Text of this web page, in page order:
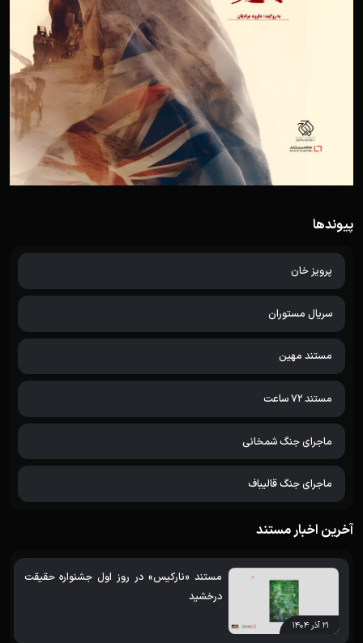
پیوندها
پرویز خان
سریال مستوران
مستند مهین
مستند 72 ساعت
ماجرای جنگ شمخانی
ماجرای جنگ قالیباف
آخرین اخبار مستند
۲۱ آذر ۱۴۰۴
مستند «نارکیس» در روز اول جشنواره حقیقت
درخشید